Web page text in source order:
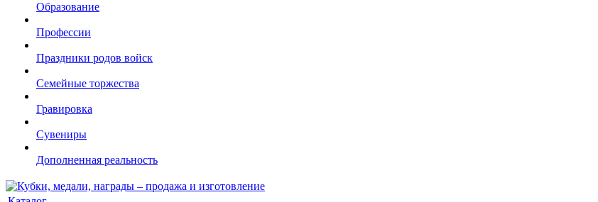
Образование
Профессии
Праздники родов войск
Семейные торжества
Гравировка
Сувениры
Дополненная реальность